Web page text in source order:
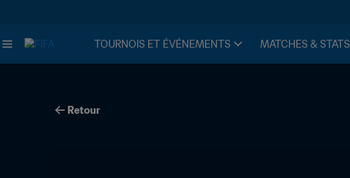
TOURNOIS ET ÉVÉNEMENTS MATCHES & STATS
Retour